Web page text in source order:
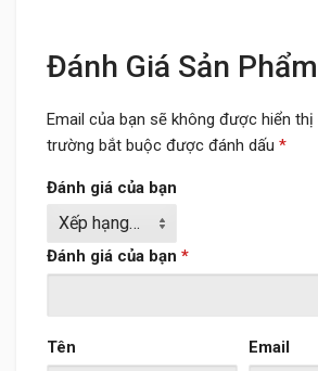
Đánh Giá Sản Phẩm
Email của bạn sẽ không được hiển thị
trường bắt buộc được đánh dấu *
Đánh giá của bạn
Đánh giá của bạn *
Tên Email